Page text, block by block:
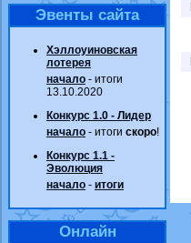
Эвенты сайта
Хэллоуиновская
лотерея
начало - итоги
13.10.2020
Конкурс 1.0 - Лидер
начало - итоги скоро!
Конкурс 1.1 -
Эволюция
начало - итоги
Онлайн